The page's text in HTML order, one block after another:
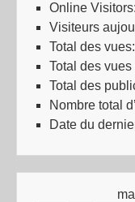
Online Visitors:
Visiteurs
Total des vues:
Total des
Total des
Nombre total
Date du